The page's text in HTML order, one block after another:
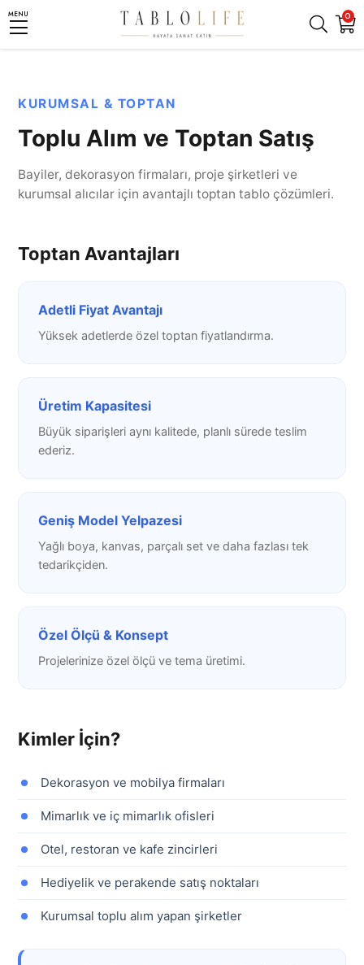
0
MENU
KURUMSAL & TOPTAN
Toplu Alım ve Toptan Satış
Bayiler, dekorasyon firmaları, proje şirketleri ve
kurumsal alıcılar için avantajlı toptan tablo çözümleri.
Toptan Avantajları
Adetli Fiyat Avantajı
Yüksek adetlerde özel toptan fiyatlandırma.
Üretim Kapasitesi
Büyük siparişleri aynı kalitede, planlı sürede teslim
ederiz.
Geniş Model Yelpazesi
Yağlı boya, kanvas, parçalı set ve daha fazlası tek
tedarikçiden.
Özel Ölçü & Konsept
Projelerinize özel ölçü ve tema üretimi.
Kimler İçin?
Dekorasyon ve mobilya firmaları
Mimarlık ve iç mimarlık ofisleri
Otel, restoran ve kafe zincirleri
Hediyelik ve perakende satış noktaları
Kurumsal toplu alım yapan şirketler